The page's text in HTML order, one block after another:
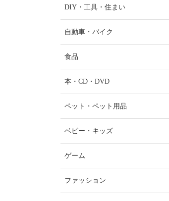
DIY・工具・住まい
自動車・バイク
食品
本・CD・DVD
ペット・ペット用品
ベビー・キッズ
ゲーム
ファッション